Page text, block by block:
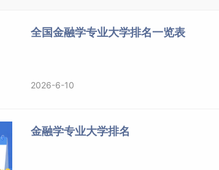
全国金融学专业大学排名一览表
2026-6-10
金融学专业大学排名